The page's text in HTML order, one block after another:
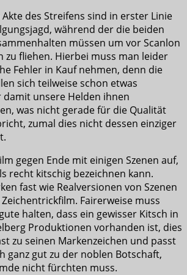
des Streifens sind in erster Linie
während der die beiden
müssen um vor Scanlon
zu fliehen. Hierbei muss man leider
Fehler in Kauf nehmen, denn die
sich teilweise schon etwas
damit unsere Helden ihnen
was nicht gerade für die Qualität
zumal dies nicht dessen einziger
gegen Ende mit einigen Szenen auf,
recht kitschig bezeichnen kann.
fast wie Realversionen von Szenen
Fairerweise muss
halten, dass ein gewisser Kitsch in
Produktionen vorhanden ist, dies
zu seinen Markenzeichen und passt
ganz gut zu der noblen Botschaft,
nicht fürchten muss.